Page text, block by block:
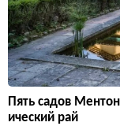
Пять садов
ический рай